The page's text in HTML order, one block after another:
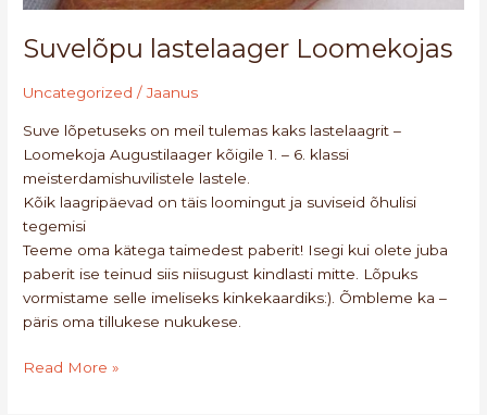
Suvelõpu lastelaager Loomekojas
Uncategorized /Jaanus
Suve lõpetuseks on meil tulemas kaks lastelaagrit –
Loomekoja Augustilaager kõigile 1. – 6. klassi
meisterdamishuvilistele lastele.
Kõik laagripäevad on täis loomingut ja suviseid õhulisi
tegemisi
Teeme oma kätega taimedest paberit! Isegi kui olete juba
paberit ise teinud siis niisugust kindlasti mitte. Lõpuks
vormistame selle imeliseks kinkekaardiks:). Õmbleme ka –
päris oma tillukese nukukese.
Read More »